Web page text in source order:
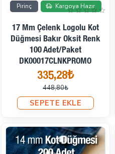
İndirimde
Pirinç Kargoya Hazır
17 Mm Çelenk Logolu Kot
Düğmesi Bakır Oksit Renk
100 Adet/Paket
DK00017CLNKPROMO
335,28₺
448,80₺
SEPETE EKLE